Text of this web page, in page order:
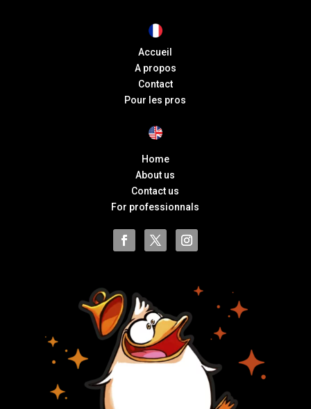
Accueil
A propos
Contact
Pour les pros
Home
About us
Contact us
For professionnals